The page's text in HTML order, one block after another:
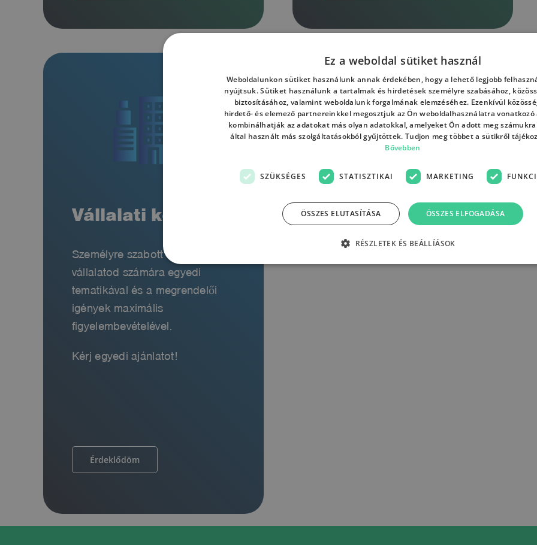
Vállalati képzés
Személyre szabott kurzus
vállalatod számára egyedi
tematikával és a megrendelői
igények maximális
figyelembevételével.
Kérj egyedi ajánlatot!
Érdeklődöm
Ez a weboldal sütiket használ
Weboldalunkon sütiket használunk annak érdekében, hogy a lehető legjobb
nyújtsuk. Sütiket használunk a tartalmak és hirdetések személyre szabásához,
biztosításához, valamint weboldalunk forgalmának elemzéséhez. Ezenkívül
hirdető- és elemező partnereinkkel megosztjuk az Ön weboldalhasználatra
kombinálhatják az adatokat más olyan adatokkal, amelyeket Ön adott meg számukra
által használt más szolgáltatásokból gyűjtöttek. Tudjon meg többet a sütikről
Bővebben
SZÜKSÉGES STATISZTIKAI MARKETING
ÖSSZES ELFOGADÁSA
ÖSSZES ELUTASÍTÁSA
RÉSZLETEK ÉS BEÁLLÍÁSOK